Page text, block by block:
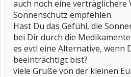
auch noch eine verträglichere
Sonnenschutz empfehlen.
Hast Du das Gefühl, die
bei Dir durch die
es evtl eine Alternative, wenn
beeinträchtigt bist?
viele Grüße von der kleinen